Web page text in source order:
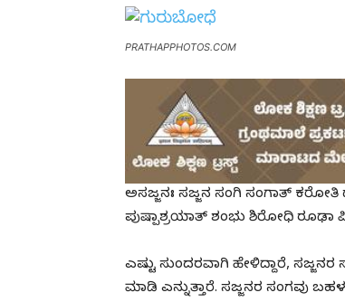
PRATHAPPHOTOS.COM
ಅಸಜ್ಜನಃ ಸಜ್ಜನ ಸಂಗಿ ಸಂಗಾತ್ ಕರೋತಿ
ಪುಷ್ಪಾಶ್ರಯಾತ್ ಶಂಭು ಶಿರೋಧಿ
ಎಷ್ಟು ಸುಂದರವಾಗಿ ಹೇಳಿದ್ದಾರೆ,
ಮಾಡಿ ಎನ್ನುತ್ತಾರೆ. ಸಜ್ಜನರ ಸಂಗವು